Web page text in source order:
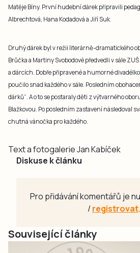
Matěje Bíny. První hudební dárek připravili
Albrechtová, Hana Kodadová a Jiří Suk.
Druhý dárek byl v režii literárně-dramatického
Brůčka a Martiny Svobodové předvedli v sále
a dárcích. Dobře připravené a humorné
poučilo snad každého v sále. Posledním
dárků“. A o to se postaraly děti z výtvarného
Blažkovou. Po posledním zastavení následoval
chutná vánočka pro každého.
Text a fotogalerie Jan Kabíček
Diskuse k článku
Pro přidávání komentářů je
/registrovat.
Související články